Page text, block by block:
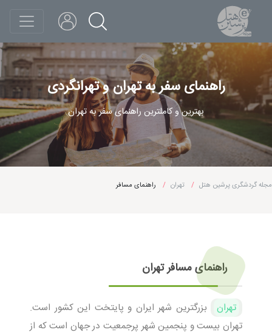
راهنمای سفر به تهران و تهرانگردی
بهترین و کاملترین راهنمای سفر به تهران
مجله گردشگری پرشین هتل تهران راهنمای مسافر
راهنمای مسافر تهران
تهران
بزرگترین شهر ایران و پایتخت این کشور است.
تهران بیست و پنجمین شهر پرجمعیت در جهان است که از